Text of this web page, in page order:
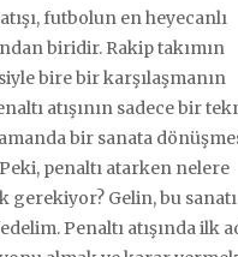
futbolun en heyecanlı
biridir. Rakip takımın
bire bir karşılaşmanın
atışının sadece bir
bir sanata
penaltı atarken nelere
gerekiyor? Gelin, bu sanatı
Penaltı atışında ilk